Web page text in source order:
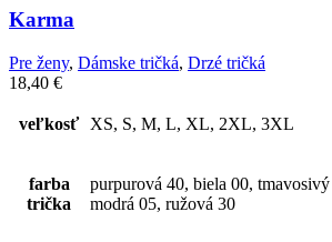
Karma
Pre ženy, Dámske tričká, Drzé tričká
18,40 €
veľkosť XS, S, M, L, XL, 2XL, 3XL
farba
trička
purpurová 40, biela 00,
modrá 05, ružová 30